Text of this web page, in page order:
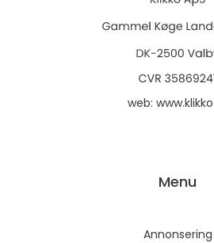
web:
Menu
Annonsering